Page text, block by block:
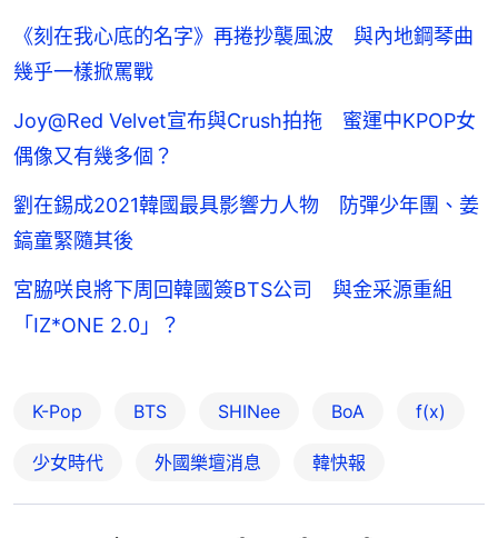
《刻在我心底的名字》再捲抄襲風波 與內地鋼琴曲
幾乎一樣掀罵戰
Joy@Red Velvet宣布與Crush拍拖 蜜運中KPOP女
偶像又有幾多個？
劉在錫成2021韓國最具影響力人物 防彈少年團、姜
鎬童緊隨其後
宮脇咲良將下周回韓國簽BTS公司 與金采源重組
「IZ*ONE 2.0」？
K-Pop BTS SHINee BoA f(x)
少女時代 外國樂壇消息 韓快報